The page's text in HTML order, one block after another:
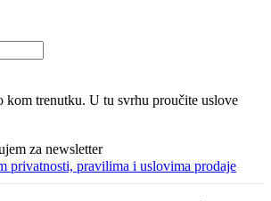
kom trenutku. U tu svrhu proučite uslove
za newsletter
privatnosti, pravilima i uslovima prodaje